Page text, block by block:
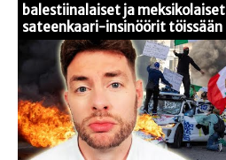
balestiinalaiset ja meksikolaiset
sateenkaari-insinöörit töissään